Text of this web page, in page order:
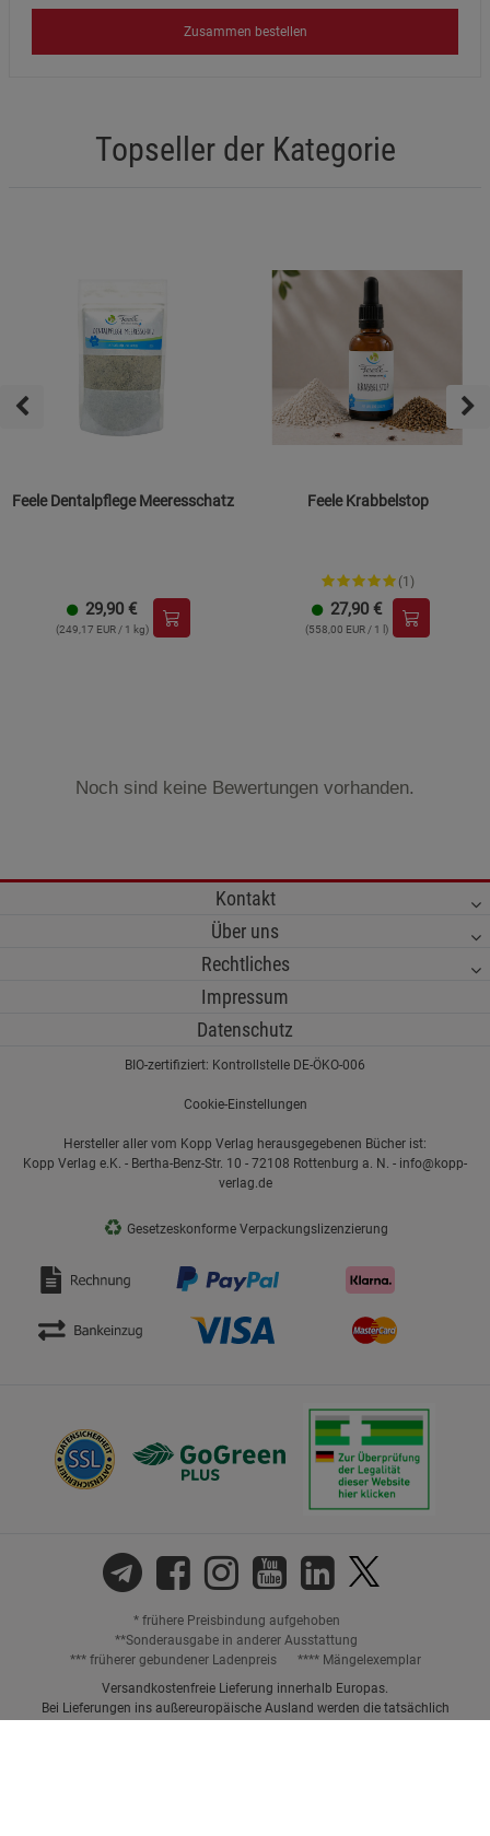
Zusammen bestellen
Topseller der Kategorie
Feele Dentalpflege Meeresschatz
29,90 €
(249,17 EUR / 1 kg)
Feele Krabbelstop
(1)
27,90 €
(558,00 EUR / 1 l)
Noch sind keine Bewertungen vorhanden.
Kontakt
Über uns
Rechtliches
Impressum
Datenschutz
BIO-zertifiziert: Kontrollstelle DE-ÖKO-006
Cookie-Einstellungen
Hersteller aller vom Kopp Verlag herausgegebenen Bücher ist:
Kopp Verlag e.K. - Bertha-Benz-Str. 10 - 72108 Rottenburg a. N. - info@kopp-
verlag.de
♻ Gesetzeskonforme Verpackungslizenzierung
* frühere Preisbindung aufgehoben
**Sonderausgabe in anderer Ausstattung
*** früherer gebundener Ladenpreis
**** Mängelexemplar
Versandkostenfreie Lieferung innerhalb Europas.
Bei Lieferungen ins außereuropäische Ausland werden die tatsächlich